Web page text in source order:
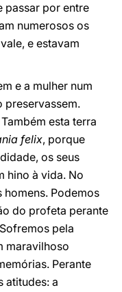
passar por entre
numerosos os
e estavam
e a mulher num
preservassem.
esta terra
felix, porque
os seus
hino à vida. No
homens. Podemos
do profeta perante
pela
maravilhoso
Perante
atitudes: a